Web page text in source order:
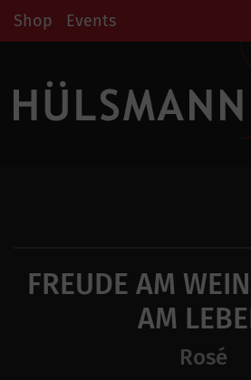
Shop Events
FREUDE AM
AM
Rosé